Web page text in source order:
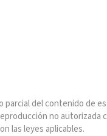
del contenido de
no autorizada
las leyes aplicables.